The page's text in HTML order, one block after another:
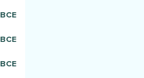
ВСЕ
ВСЕ
ВСЕ